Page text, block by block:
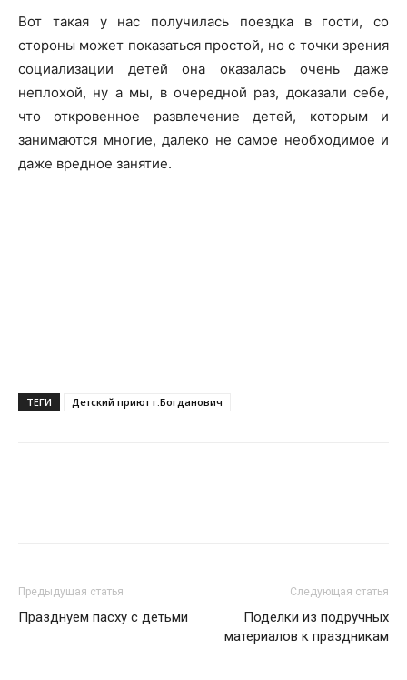
Вот такая у нас получилась поездка в гости, со
стороны может показаться простой, но с точки зрения
социализации детей она оказалась очень даже
неплохой, ну а мы, в очередной раз, доказали себе,
что откровенное развлечение детей, которым и
занимаются многие, далеко не самое необходимое и
даже вредное занятие.
ТЕГИ Детский приют г.Богданович
Предыдущая статья
Празднуем пасху с детьми
Следующая статья
Поделки из подручных
материалов к праздникам